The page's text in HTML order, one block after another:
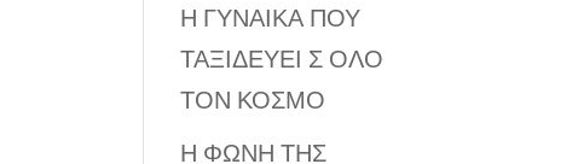
Η ΓΥΝΑΙΚΑ ΠΟΥ
ΤΑΞΙΔΕΥΕΙ Σ ΟΛΟ
ΤΟΝ ΚΟΣΜΟ
Η ΦΩΝΗ ΤΗΣ